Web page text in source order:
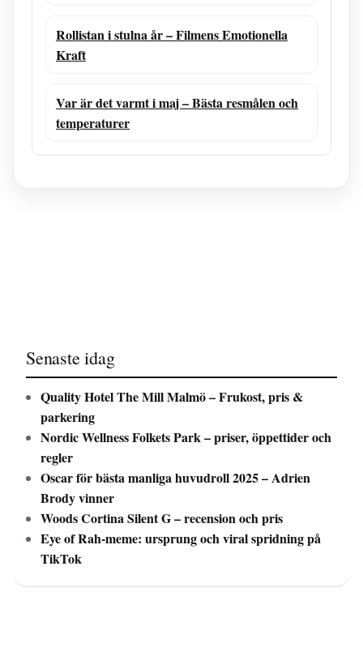
Rollistan i stulna år – Filmens Emotionella
Kraft
Var är det varmt i maj – Bästa resmålen och
temperaturer
Senaste idag
Quality Hotel The Mill Malmö – Frukost, pris &
parkering
Nordic Wellness Folkets Park – priser, öppettider och
regler
Oscar för bästa manliga huvudroll 2025 – Adrien
Brody vinner
Woods Cortina Silent G – recension och pris
Eye of Rah-meme: ursprung och viral spridning på
TikTok